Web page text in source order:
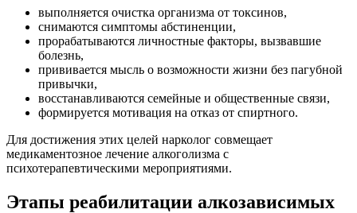
выполняется очистка организма от токсинов,
снимаются симптомы абстиненции,
прорабатываются личностные факторы, вызвавшие
болезнь,
прививается мысль о возможности жизни без пагубной
привычки,
восстанавливаются семейные и общественные связи,
формируется мотивация на отказ от спиртного.
Для достижения этих целей нарколог совмещает
медикаментозное лечение алкоголизма с
психотерапевтическими мероприятиями.
Этапы реабилитации алкозависимых